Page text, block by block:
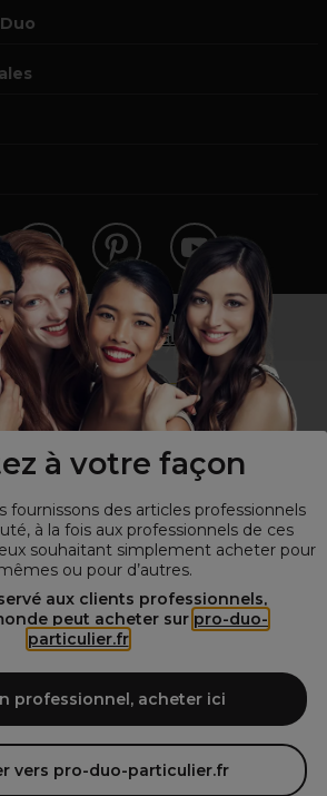
à votre façon
fournissons des articles professionnels
à la fois aux professionnels de ces
souhaitant simplement acheter pour
ou pour d’autres.
aux clients professionnels,
peut acheter sur pro-duo-
particulier.fr
professionnel, acheter ici
vers pro-duo-particulier.fr
pas un professionnel ?
site pour les particuliers!
et de la beauté, nous vous proposons une
professionnels pour la coiffure et
des salons de coiffure et instituts
de produits s’adresse également à tous ceux
de produits et d'accessoires de coiffure et de